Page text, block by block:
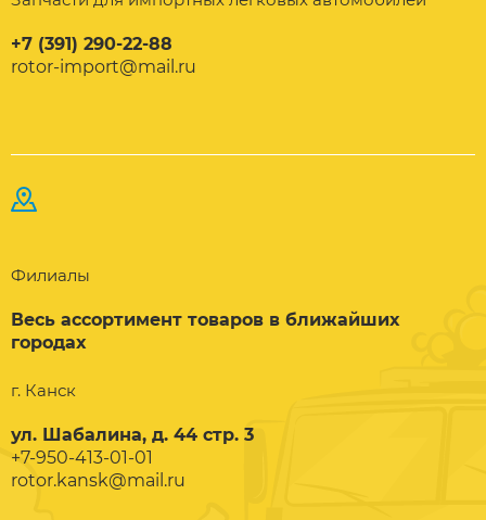
+7 (391) 290-22-88
rotor-import@mail.ru
Филиалы
Весь ассортимент товаров в ближайших
городах
г. Канск
ул. Шабалина, д. 44 стр. 3
+7-950-413-01-01
rotor.kansk@mail.ru